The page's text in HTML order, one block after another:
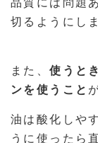
切るようにし
また、使うと
ンを使うこと
油は酸化しや
うに使ったら